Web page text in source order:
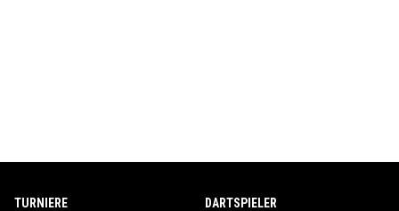
TURNIERE DARTSPIELER